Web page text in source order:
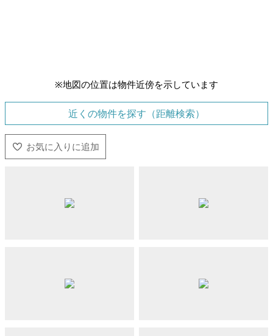
※地図の位置は物件近傍を示しています
近くの物件を探す（距離検索）